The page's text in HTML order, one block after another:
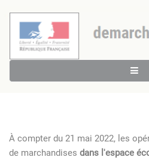
À compter du 21 mai 2022, les
de marchandises dans l'espace